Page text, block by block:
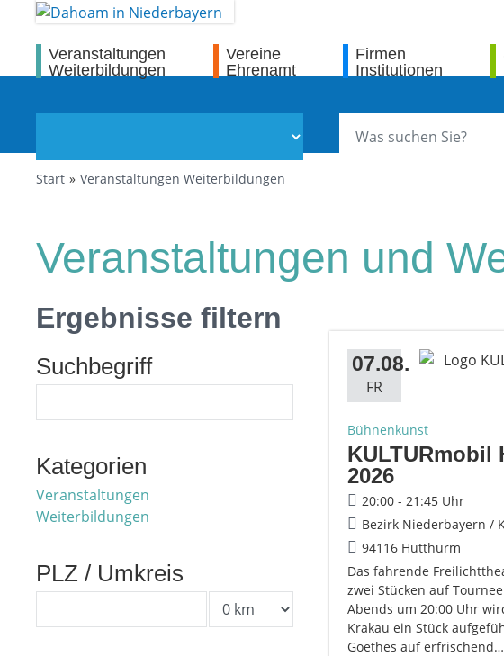
Veranstaltungen
Weiterbildungen
Vereine
Ehrenamt
Firmen
Institutionen
Start Veranstaltungen Weiterbildungen
Veranstaltungen und
Ergebnisse filtern
Suchbegriff
Kategorien
Veranstaltungen
Weiterbildungen
PLZ / Umkreis
07.08.
FR
Bühnenkunst
KULTURmobil
2026
20:00 - 21:45 Uhr
Bezirk Niederbayern /
94116 Hutthurm
Das fahrende
zwei Stücken auf
Abends um 20:00 Uhr
Krakau ein Stück
Goethes auf erfrischend…